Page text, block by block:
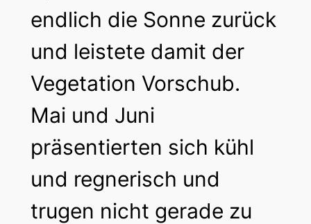
endlich die Sonne zurück
und leistete damit der
Vegetation Vorschub.
Mai und Juni
präsentierten sich kühl
und regnerisch und
trugen nicht gerade zu